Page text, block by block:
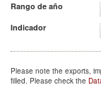
Rango de año
Indicador
Please note the exports,
filled. Please check the